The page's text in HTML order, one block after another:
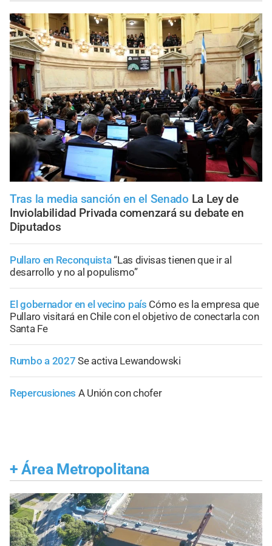
Tras la media sanción en el Senado La Ley de
Inviolabilidad Privada comenzará su debate en
Diputados
Pullaro en Reconquista“Las divisas tienen que ir al
desarrollo y no al populismo”
El gobernador en el vecino país Cómo es la empresa que
Pullaro visitará en Chile con el objetivo de conectarla con
Santa Fe
Rumbo a 2027 Se activa Lewandowski
Repercusiones A Unión con chofer
+ Área Metropolitana